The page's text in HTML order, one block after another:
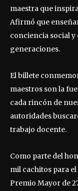
maestra que
Afirmó que
conciencia social y
generaciones.
El billete
maestros son la
cada rincón de
autoridades
trabajo docente.
Como parte del
mil cachitos para el
Premio Mayor de